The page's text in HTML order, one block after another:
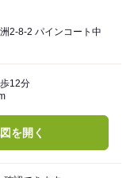
2-8-2 パインコート中
12分
を開く